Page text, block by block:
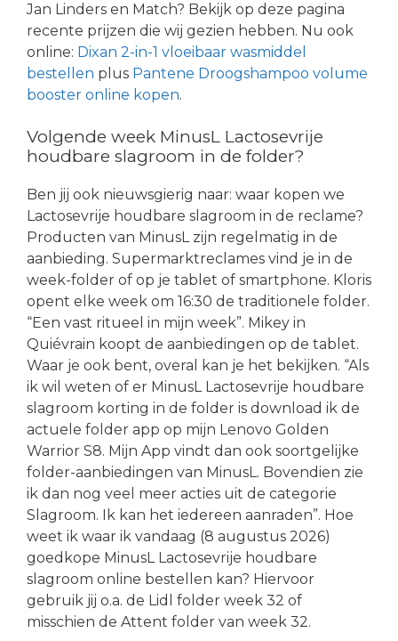
Jan Linders en Match? Bekijk op deze pagina
recente prijzen die wij gezien hebben. Nu ook
online: Dixan 2-in-1 vloeibaar wasmiddel
bestellen plus Pantene Droogshampoo volume
booster online kopen.
Volgende week MinusL Lactosevrije
houdbare slagroom in de folder?
Ben jij ook nieuwsgierig naar: waar kopen we
Lactosevrije houdbare slagroom in de reclame?
Producten van MinusL zijn regelmatig in de
aanbieding. Supermarktreclames vind je in de
week-folder of op je tablet of smartphone. Kloris
opent elke week om 16:30 de traditionele folder.
“Een vast ritueel in mijn week”. Mikey in
Quiévrain koopt de aanbiedingen op de tablet.
Waar je ook bent, overal kan je het bekijken. “Als
ik wil weten of er MinusL Lactosevrije houdbare
slagroom korting in de folder is download ik de
actuele folder app op mijn Lenovo Golden
Warrior S8. Mijn App vindt dan ook soortgelijke
folder-aanbiedingen van MinusL. Bovendien zie
ik dan nog veel meer acties uit de categorie
Slagroom. Ik kan het iedereen aanraden”. Hoe
weet ik waar ik vandaag (8 augustus 2026)
goedkope MinusL Lactosevrije houdbare
slagroom online bestellen kan? Hiervoor
gebruik jij o.a. de Lidl folder week 32 of
misschien de Attent folder van week 32.